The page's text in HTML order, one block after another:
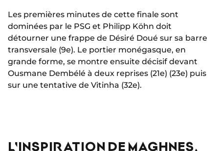
Les premières minutes de cette finale sont
dominées par le PSG et Philipp Köhn doit
détourner une frappe de Désiré Doué sur sa barre
transversale (9e). Le portier monégasque, en
grande forme, se montre ensuite décisif devant
Ousmane Dembélé à deux reprises (21e) (23e) puis
sur une tentative de Vitinha (32e).
L'INSPIRATION DE MAGHNES,